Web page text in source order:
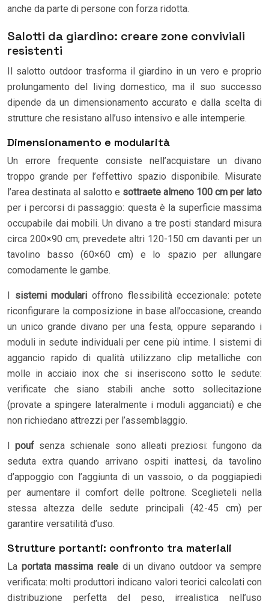
anche da parte di persone con forza ridotta.
Salotti da giardino: creare zone conviviali
resistenti
Il salotto outdoor trasforma il giardino in un vero e proprio
prolungamento del living domestico, ma il suo successo
dipende da un dimensionamento accurato e dalla scelta di
strutture che resistano all’uso intensivo e alle intemperie.
Dimensionamento e modularità
Un errore frequente consiste nell’acquistare un divano
troppo grande per l’effettivo spazio disponibile. Misurate
l’area destinata al salotto e sottraete almeno 100 cm per lato
per i percorsi di passaggio: questa è la superficie massima
occupabile dai mobili. Un divano a tre posti standard misura
circa 200×90 cm; prevedete altri 120-150 cm davanti per un
tavolino basso (60×60 cm) e lo spazio per allungare
comodamente le gambe.
I sistemi modulari offrono flessibilità eccezionale: potete
riconfigurare la composizione in base all’occasione, creando
un unico grande divano per una festa, oppure separando i
moduli in sedute individuali per cene più intime. I sistemi di
aggancio rapido di qualità utilizzano clip metalliche con
molle in acciaio inox che si inseriscono sotto le sedute:
verificate che siano stabili anche sotto sollecitazione
(provate a spingere lateralmente i moduli agganciati) e che
non richiedano attrezzi per l’assemblaggio.
Ipouf senza schienale sono alleati preziosi: fungono da
seduta extra quando arrivano ospiti inattesi, da tavolino
d’appoggio con l’aggiunta di un vassoio, o da poggiapiedi
per aumentare il comfort delle poltrone. Sceglieteli nella
stessa altezza delle sedute principali (42-45 cm) per
garantire versatilità d’uso.
Strutture portanti: confronto tra materiali
La portata massima reale di un divano outdoor va sempre
verificata: molti produttori indicano valori teorici calcolati con
distribuzione perfetta del peso, irrealistica nell’uso